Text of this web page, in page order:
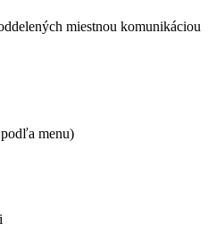
miestnou komunikáciou
podľa menu)